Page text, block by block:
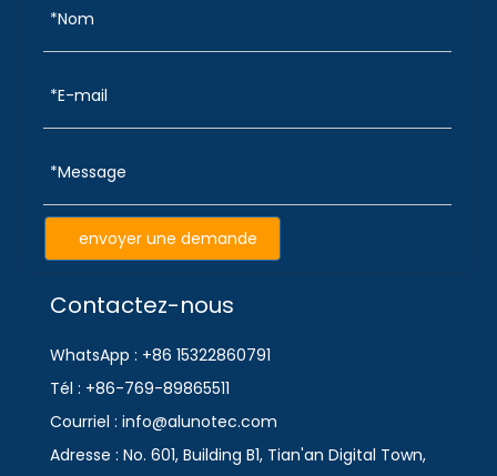
envoyer une demande
Contactez-nous
WhatsApp : +86 15322860791
Tél : +86-769-89865511
Courriel : info@alunotec.com
Adresse : No. 601, Building B1, Tian'an Digital Town,